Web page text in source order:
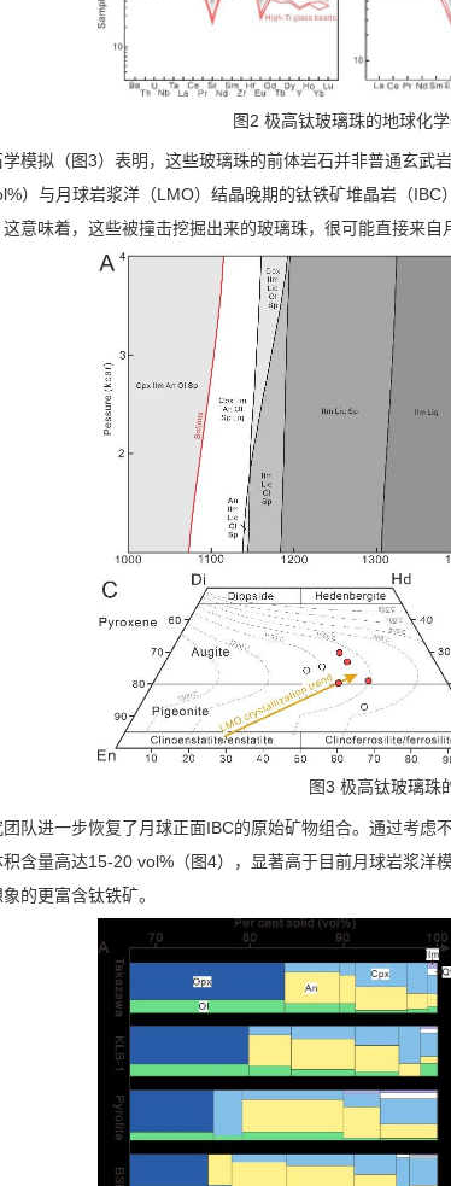
图2 极高钛玻璃珠的地球化
模拟（图3）表明，这些玻璃珠的前体岩石并非普通玄武
）与月球岩浆洋（LMO）结晶晚期的钛铁矿堆晶岩（IBC
意味着，这些被撞击挖掘出来的玻璃珠，很可能直接来自
图3 极高钛玻璃珠
队进一步恢复了月球正面IBC的原始矿物组合。通过考虑
含量高达15-20 vol%（图4），显著高于目前月球岩浆洋
的更富含钛铁矿。